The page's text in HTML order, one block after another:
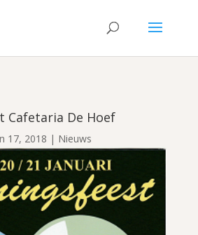
Cafetaria De Hoef
17, 2018 | Nieuws